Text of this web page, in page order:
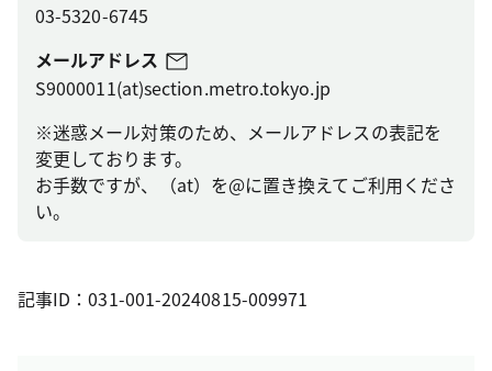
03-5320-6745
メールアドレス
S9000011(at)section.metro.tokyo.jp
※迷惑メール対策のため、メールアドレスの表記を
変更しております。
お手数ですが、（at）を@に置き換えてご利用くださ
い。
記事ID：031-001-20240815-009971